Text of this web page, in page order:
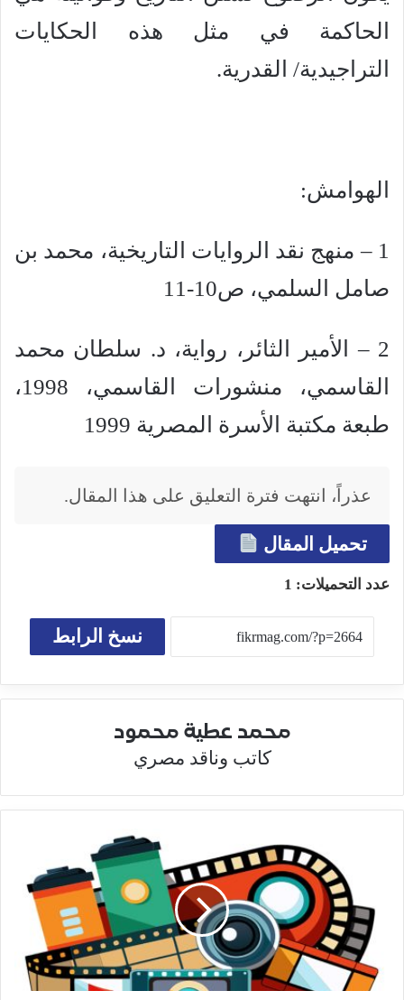
الحاكمة في مثل هذه الحكايات
التراجيدية/ القدرية.
الهوامش:
1 – منهج نقد الروايات التاريخية، محمد بن
صامل السلمي، ص10-11
2 – الأمير الثائر، رواية، د. سلطان محمد
القاسمي، منشورات القاسمي، 1998،
طبعة مكتبة الأسرة المصرية 1999
عذراً، انتهت فترة التعليق على هذا المقال.
تحميل المقال
عدد التحميلات: 1
نسخ الرابط
محمد عطية محمود
كاتب وناقد مصري